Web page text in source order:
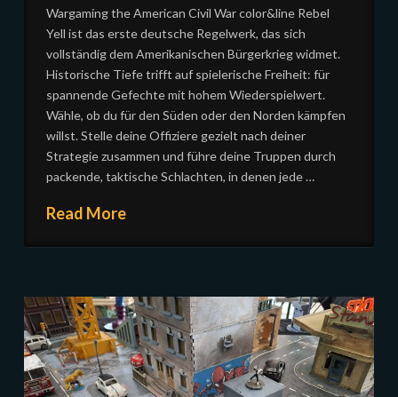
Wargaming the American Civil War color&line Rebel
Yell ist das erste deutsche Regelwerk, das sich
vollständig dem Amerikanischen Bürgerkrieg widmet.
Historische Tiefe trifft auf spielerische Freiheit: für
spannende Gefechte mit hohem Wiederspielwert.
Wähle, ob du für den Süden oder den Norden kämpfen
willst. Stelle deine Offiziere gezielt nach deiner
Strategie zusammen und führe deine Truppen durch
packende, taktische Schlachten, in denen jede …
Read More